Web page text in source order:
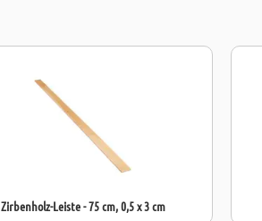
Zirbenholz-Leiste - 75 cm, 0,5 x 3 cm